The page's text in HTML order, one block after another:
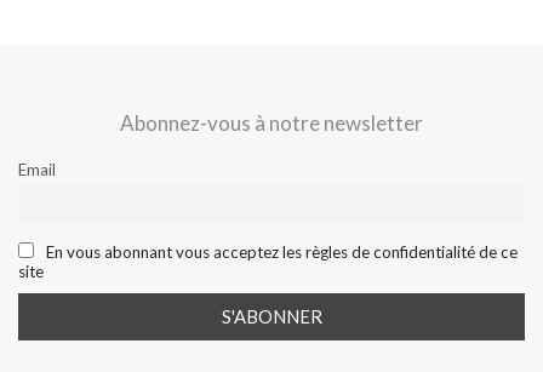
Abonnez-vous à notre newsletter
Email
En vous abonnant vous acceptez les règles de confidentialité de ce
site